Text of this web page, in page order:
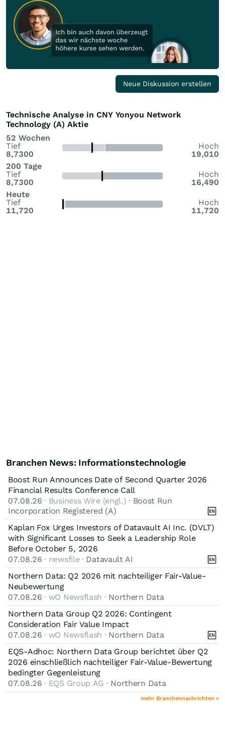
Neue Diskussion erstellen
Technische Analyse in CNY Yonyou Network
Technology (A) Aktie
52 Wochen
Tief
8,7300
Hoch
19,010
200 Tage
Tief
8,7300
Hoch
16,490
Heute
Tief
11,720
Hoch
11,720
Branchen News: Informationstechnologie
Boost Run Announces Date of Second Quarter 2026
Financial Results Conference Call
07.08.26 · Business Wire (engl.) · Boost Run
Incorporation Registered (A)
Kaplan Fox Urges Investors of Datavault AI Inc. (DVLT)
with Significant Losses to Seek a Leadership Role
Before October 5, 2026
07.08.26 · newsfile · Datavault AI
Northern Data: Q2 2026 mit nachteiliger Fair-Value-
Neubewertung
07.08.26 · wO Newsflash · Northern Data
Northern Data Group Q2 2026: Contingent
Consideration Fair Value Impact
07.08.26 · wO Newsflash · Northern Data
EQS-Adhoc: Northern Data Group berichtet über Q2
2026 einschließlich nachteiliger Fair-Value-Bewertung
bedingter Gegenleistung
07.08.26 · EQS Group AG · Northern Data
mehr Branchennachrichten »